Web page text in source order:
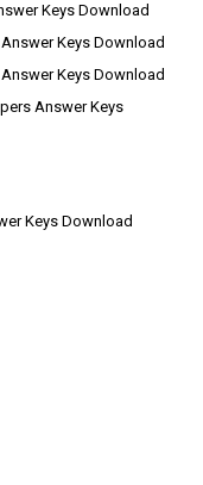
Keys Download
Keys Download
Keys Download
Answer Keys
Keys Download